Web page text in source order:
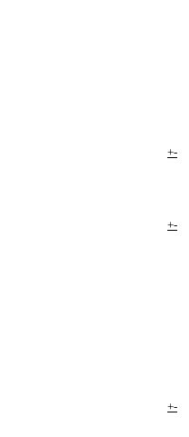
+-
+-
+-